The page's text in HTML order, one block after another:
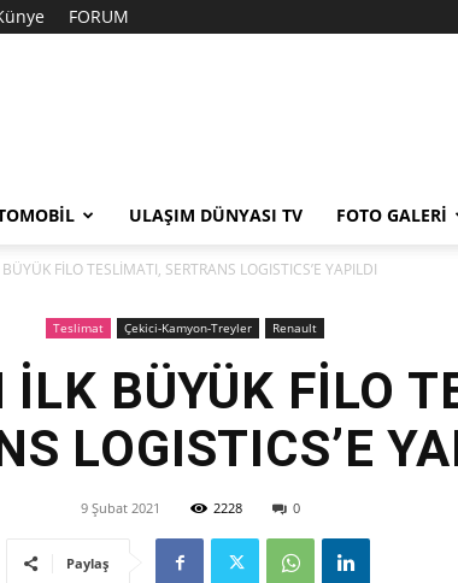
FORUM
ULAŞIM DÜNYASI TV FOTO GALERI
FİLO TESLİMATI, SERTRANS LOGISTICS’E YAPILDI
Teslimat Çekici-Kamyon-Treyler Renault
BÜYÜK FİLO
LOGISTICS’E
9 Şubat 2021 2228 0
Paylaş